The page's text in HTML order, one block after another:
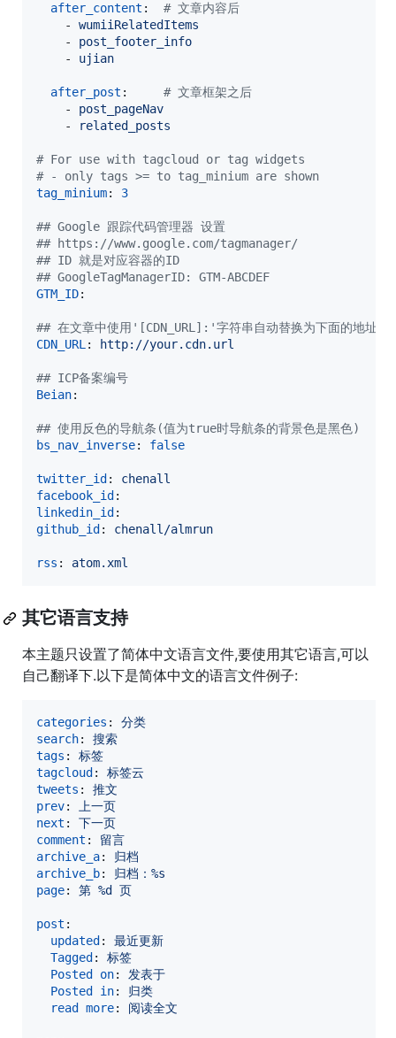
after_content : # 文章内容后
    -
wumiiRelatedItems
    -
post_footer_info
    -
ujian
after_post : # 文章框架之后
    -
post_pageNav
    -
related_posts
# For use with tagcloud or tag widgets
# - only tags >= to tag_minium are shown
tag_minium: 3
## Google 跟踪代码管理器 设置
## https://www.google.com/tagmanager/
## ID 就是对应容器的ID
## GoogleTagManagerID: GTM-ABCDEF
GTM_ID:
## 在文章中使用'[CDN_URL]:'字符串自动替换为下面的地址,
CDN_URL : http://your.cdn.url
## ICP备案编号
Beian:
## 使用反色的导航条(值为true时导航条的背景色是黑色)
bs_nav_inverse: false
twitter_id : chenall
facebook_id
linkedin_id
github_id : chenall/almrun
rss : atom.xml
其它语言支持
本主题只设置了简体中文语言文件,要使用其它语言,可以
自己翻译下.以下是简体中文的语言文件例子:
categories : 分类
search: 搜索
tags : 标签
tagcloud : 标签云
tweets : 推文
prev:
上一页
next : 下一页
comment : 留言
archive_a: 归档
archive_b: 归档：%s
page: 第 %d 页
post :
updated : 最近更新
Tagged : 标签
Posted on: 发表于
Posted in: 归类
read more: 阅读全文